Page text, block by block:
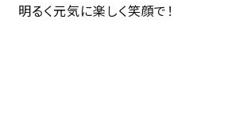
明るく元気に楽しく笑顔で！